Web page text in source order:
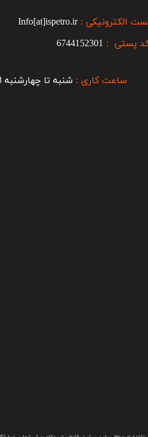
ساعت کاری : شنبه تا چهارشنبه 8 صبح تا 5 عصر
الکترونیکی :Info[at]ispetro.ir
پستی : 6744152301